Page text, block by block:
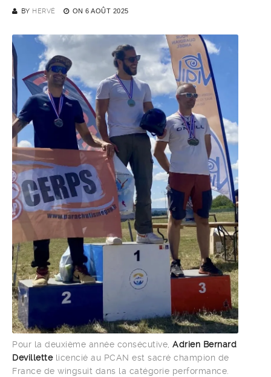
BY HERVÉ ON 6 AOÛT 2025
Pour la deuxième année consécutive, Adrien Bernard
Devillettelicencié au PCAN est sacré champion de
France de wingsuit dans la catégorie performance.